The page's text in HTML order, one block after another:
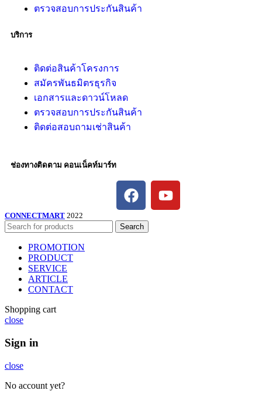
ตรวจสอบการประกันสินค้า
บริการ
ติดต่อสินค้าโครงการ
สมัครพันธมิตรธุรกิจ
เอกสารและดาวน์โหลด
ตรวจสอบการประกันสินค้า
ติดต่อสอบถามเช่าสินค้า
ช่องทางติดตาม คอนเน็คท์มาร์ท
CONNECTMART 2022
Search
PROMOTION
PRODUCT
SERVICE
ARTICLE
CONTACT
Shopping cart
close
Sign in
close
No account yet?